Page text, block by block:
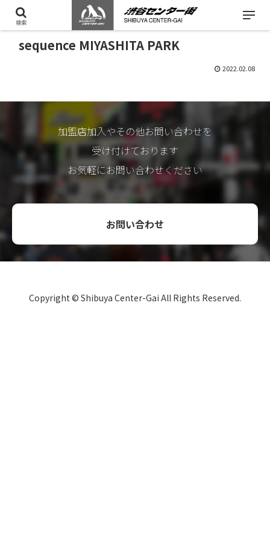
sequence MIYASHITA PARK
2022.02.08
加盟店加入やその他お問い合わせを
受け付けております
お気軽にお問い合わせください
お問い合わせ
Copyright © Shibuya Center-Gai All Rights Reserved.
検索